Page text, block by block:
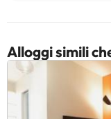
Alloggi simili